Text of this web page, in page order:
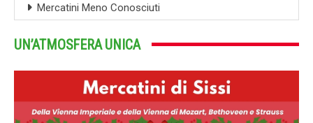
Mercatini Meno Conosciuti
UN’ATMOSFERA UNICA